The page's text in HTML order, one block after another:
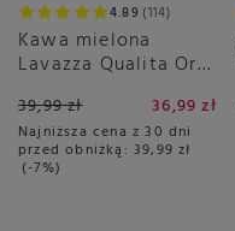
4.89 114
Kawa mielona
Lavazza Qualita Oro
39,99 zł 36,99 zł
Najniższa cena z 30 dni
przed obniżką: 39,99 zł
-7%